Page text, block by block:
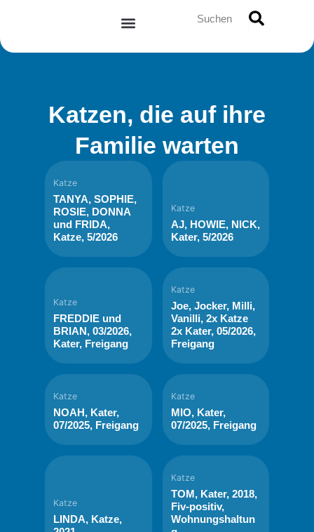
springen
Suche
Katzen, die auf ihre
Familie warten
Katze
TANYA, SOPHIE,
ROSIE, DONNA
und FRIDA,
Katze, 5/2026
Katze
AJ, HOWIE, NICK,
Kater, 5/2026
Katze
FREDDIE und
BRIAN, 03/2026,
Kater, Freigang
Katze
Joe, Jocker, Milli,
Vanilli, 2x Katze
2x Kater, 05/2026,
Freigang
Katze
NOAH, Kater,
07/2025, Freigang
Katze
MIO, Kater,
07/2025, Freigang
Katze
LINDA, Katze,
Katze
TOM, Kater, 2018,
Fiv-positiv,
Wohnungshaltun